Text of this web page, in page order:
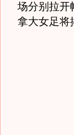
场分别拉开
拿大女足将